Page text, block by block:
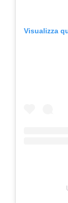
Visualizza